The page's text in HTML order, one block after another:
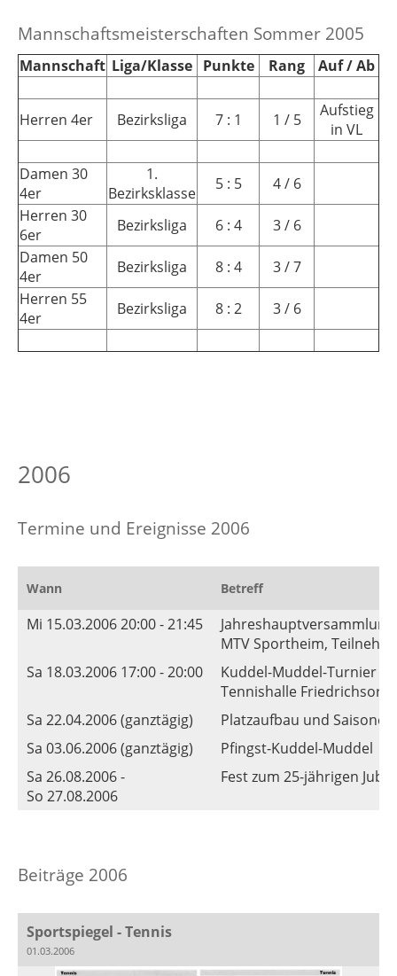
Mannschaftsmeisterschaften Sommer 2005
Mannschaft Liga/Klasse Punkte Rang Auf / Ab
Herren 4er Bezirksliga 7 : 1 1 / 5
Aufstieg
in VL
Damen 30
4er
1.
Bezirksklasse
5 : 5
4 / 6
Herren 30
6er
Bezirksliga 6 : 4
3 / 6
Damen 50
4er
Bezirksliga 8 : 4
3 / 7
Herren 55
4er
Bezirksliga 8 : 2 3 / 6
2006
Termine und Ereignisse 2006
Wann Betreff
Mi 15.03.2006 20:00 - 21:45
Jahreshauptversammlung
MTV Sportheim,
Sa 18.03.2006 17:00 - 20:00
Kuddel-Muddel-Turnier
Tennishalle Friedrichsort
Sa 22.04.2006 (ganztägig)
Platzaufbau und
Sa 03.06.2006 (ganztägig)
Pfingst-Kuddel-Muddel
Sa 26.08.2006 -
So 27.08.2006
Fest zum 25-jährigen
Beiträge 2006
Sportspiegel - Tennis
01.03.2006